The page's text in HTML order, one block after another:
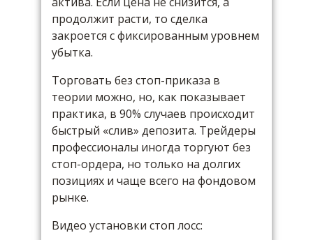
продолжит расти, то сделка
закроется с фиксированным уровнем
убытка.
Торговать без стоп-приказа в
теории можно, но, как показывает
практика, в 90% случаев происходит
быстрый «слив» депозита. Трейдеры
профессионалы иногда торгуют без
стоп-ордера, но только на долгих
позициях и чаще всего на фондовом
рынке.
Видео установки стоп лосс: